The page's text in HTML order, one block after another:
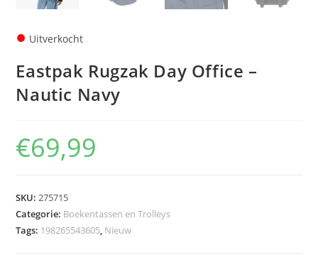
● Uitverkocht
Eastpak Rugzak Day Office –
Nautic Navy
€69,99
SKU:275715
Categorie: Boekentassen en Trolleys
Tags: 198265543605, Nieuw